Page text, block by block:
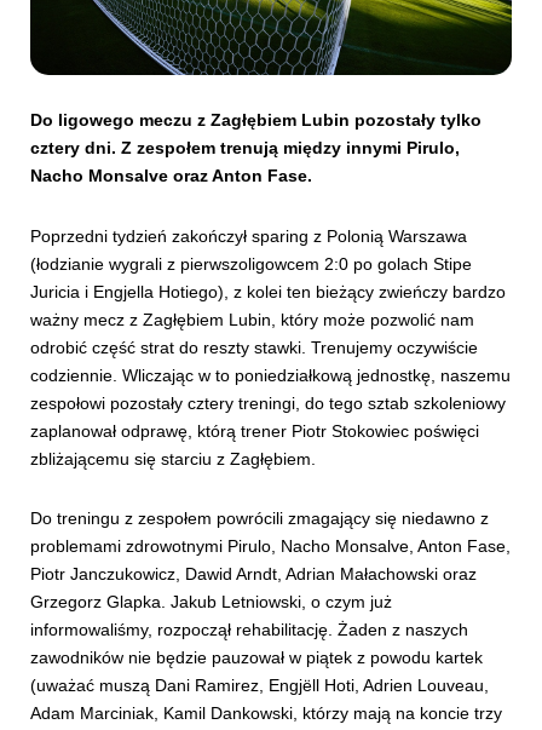
Do ligowego meczu z Zagłębiem Lubin pozostały tylko
cztery dni. Z zespołem trenują między innymi Pirulo,
Nacho Monsalve oraz Anton Fase.
Poprzedni tydzień zakończył sparing z Polonią Warszawa
(łodzianie wygrali z pierwszoligowcem 2:0 po golach Stipe
Juricia i Engjella Hotiego), z kolei ten bieżący zwieńczy bardzo
ważny mecz z Zagłębiem Lubin, który może pozwolić nam
odrobić część strat do reszty stawki. Trenujemy oczywiście
codziennie. Wliczając w to poniedziałkową jednostkę, naszemu
zespołowi pozostały cztery treningi, do tego sztab szkoleniowy
zaplanował odprawę, którą trener Piotr Stokowiec poświęci
zbliżającemu się starciu z Zagłębiem.
Do treningu z zespołem powrócili zmagający się niedawno z
problemami zdrowotnymi Pirulo, Nacho Monsalve, Anton Fase,
Piotr Janczukowicz, Dawid Arndt, Adrian Małachowski oraz
Grzegorz Glapka. Jakub Letniowski, o czym już
informowaliśmy, rozpoczął rehabilitację. Żaden z naszych
zawodników nie będzie pauzował w piątek z powodu kartek
(uważać muszą Dani Ramirez, Engjëll Hoti, Adrien Louveau,
Adam Marciniak, Kamil Dankowski, którzy mają na koncie trzy